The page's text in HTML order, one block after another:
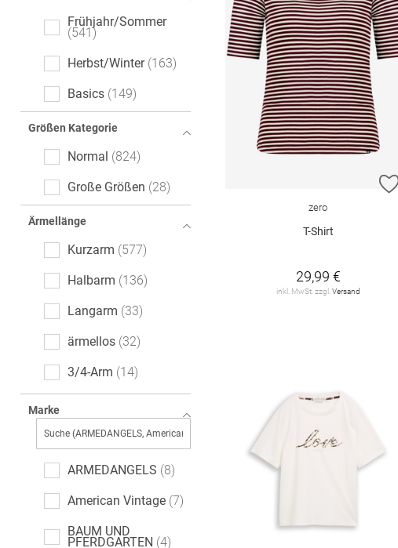
Mottoprint 23
gepunktet 11
Animalprint
All-Over-Print (AOP)
6
leopard 5
Paisley-Muster
Denim
Ethno
Farbverlauf 1
Fischgrätmuster 1
Frühjahr/Sommer
541
Herbst/Winter 163
Basics 149
Größen Kategorie
Normal 824
Große Größen 28
Ärmellänge
Kurzarm 577
Halbarm 136
Langarm 33
ärmellos 32
3/4-Arm 14
Marke
ARMEDANGELS 8
American Vintage 7
BAUM UND
PFERDGARTEN 4
zero
T-Shirt
29,99 €
inkl. MwSt. zzgl. Versand